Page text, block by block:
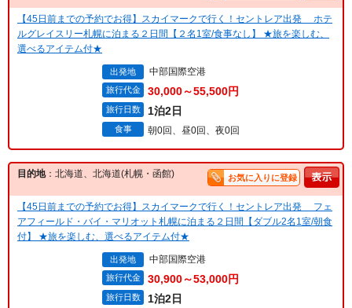
【45日前までの予約でお得】スカイマークで行く！セントレア出発 ホテ
ルグレイスリー札幌に泊まる２日間【２名1室/食事なし】 ★旅を楽しむ、
選べるアイテム付★
出発地 中部国際空港
旅行代金 30,000～55,500円
旅行日数 1泊2日
食事 朝0回、昼0回、夜0回
目的地：北海道、北海道(札幌・函館) お気に入りに登録
【45日前までの予約でお得】スカイマークで行く！セントレア出発 フェ
アフィールド・バイ・マリオット札幌に泊まる２日間【ダブル2名1室/朝食
付】 ★旅を楽しむ、選べるアイテム付★
出発地 中部国際空港
旅行代金 30,900～53,000円
旅行日数 1泊2日